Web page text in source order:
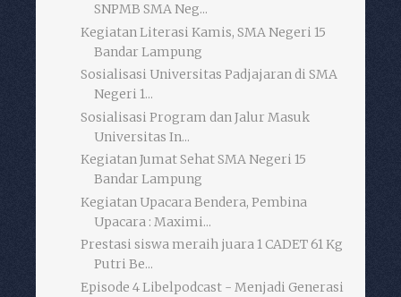
SNPMB SMA Neg...
Kegiatan Literasi Kamis, SMA Negeri 15
Bandar Lampung
Sosialisasi Universitas Padjajaran di SMA
Negeri 1...
Sosialisasi Program dan Jalur Masuk
Universitas In...
Kegiatan Jumat Sehat SMA Negeri 15
Bandar Lampung
Kegiatan Upacara Bendera, Pembina
Upacara : Maximi...
Prestasi siswa meraih juara 1 CADET 61 Kg
Putri Be...
Episode 4 Libelpodcast - Menjadi Generasi